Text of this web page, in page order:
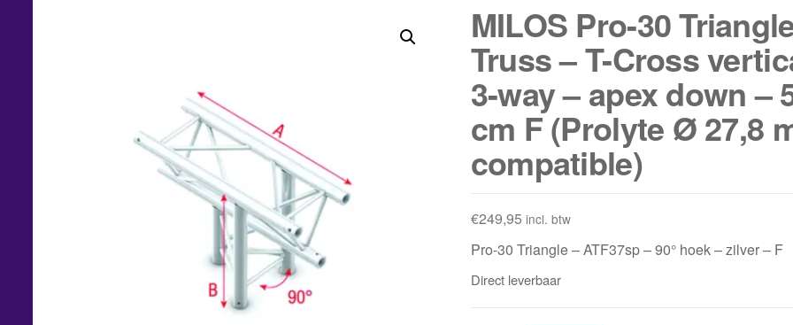
MILOS Pro-30
Truss – T-Cross
3-way – apex down –
cm F (Prolyte Ø 27,8
compatible)
€249,95 incl. btw
Pro-30 Triangle – ATF37sp – 90° hoek – zilver – F
Direct leverbaar